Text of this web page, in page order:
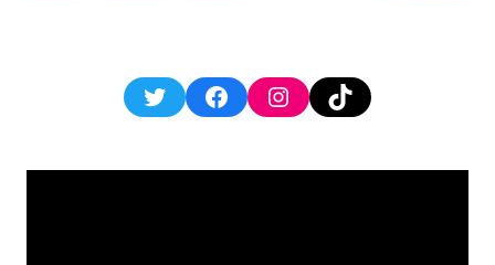
TwitterFacebookInstagram
TikTok